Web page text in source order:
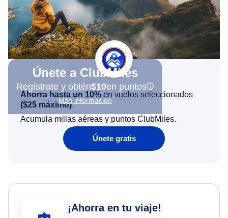
Únete a ClubMiles
Regístrate y obtén$10en puntos
Más información
Ahorra hasta un 10% en vuelos seleccionados
($25 máximo).
Acumula millas aéreas y puntos ClubMiles.
Únete gratis
¡Ahorra en tu viaje!